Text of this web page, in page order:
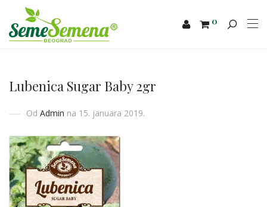
0
Lubenica Sugar Baby 2gr
Od Admin na 15. januara 2019.